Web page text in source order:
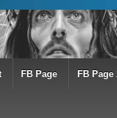
FB Page FB Page